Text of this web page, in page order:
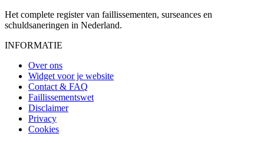
Het complete register van faillissementen, surseances en
schuldsaneringen in Nederland.
INFORMATIE
Over ons
Widget voor je website
Contact & FAQ
Faillissementswet
Disclaimer
Privacy
Cookies